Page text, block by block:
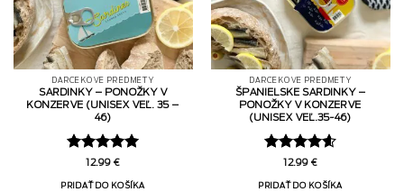
DARČEKOVÉ PREDMETY
SARDINKY – PONOŽKY V
KONZERVE (UNISEX VEĽ. 35 –
46)
Hodnotenie
z 5
12.99 €
PRIDAŤ DO KOŠÍKA
DARČEKOVÉ PREDMETY
ŠPANIELSKE SARDINKY –
PONOŽKY V KONZERVE
(UNISEX VEĽ.35-46)
Hodnotenie
z 5
12.99 €
PRIDAŤ DO KOŠÍKA